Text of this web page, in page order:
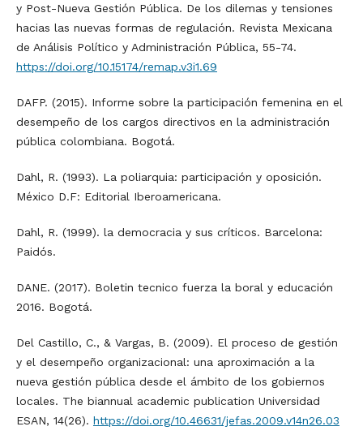
y Post-Nueva Gestión Pública. De los dilemas y tensiones
hacias las nuevas formas de regulación. Revista Mexicana
de Análisis Político y Administración Pública, 55-74.
https://doi.org/10.15174/remap.v3i1.69
DAFP. (2015). Informe sobre la participación femenina en el
desempeño de los cargos directivos en la administración
pública colombiana. Bogotá.
Dahl, R. (1993). La poliarquia: participación y oposición.
México D.F: Editorial Iberoamericana.
Dahl, R. (1999). la democracia y sus críticos. Barcelona:
Paidós.
DANE. (2017). Boletin tecnico fuerza la boral y educación
2016. Bogotá.
Del Castillo, C., & Vargas, B. (2009). El proceso de gestión
y el desempeño organizacional: una aproximación a la
nueva gestión pública desde el ámbito de los gobiernos
locales. The biannual academic publication Universidad
ESAN, 14(26). https://doi.org/10.46631/jefas.2009.v14n26.03